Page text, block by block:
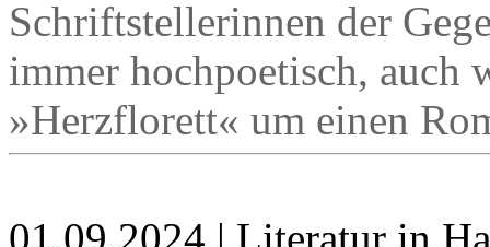
Schriftstellerinnen der
immer hochpoetisch, auch
»Herzflorett« um einen
01.09.2024 | Literatur in